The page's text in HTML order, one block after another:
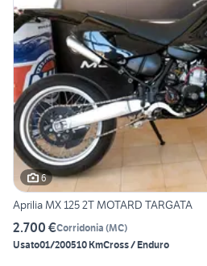
6
Aprilia MX 125 2T MOTARD TARGATA
2.700 €Corridonia (MC)
Usato01/200510 KmCross / Enduro